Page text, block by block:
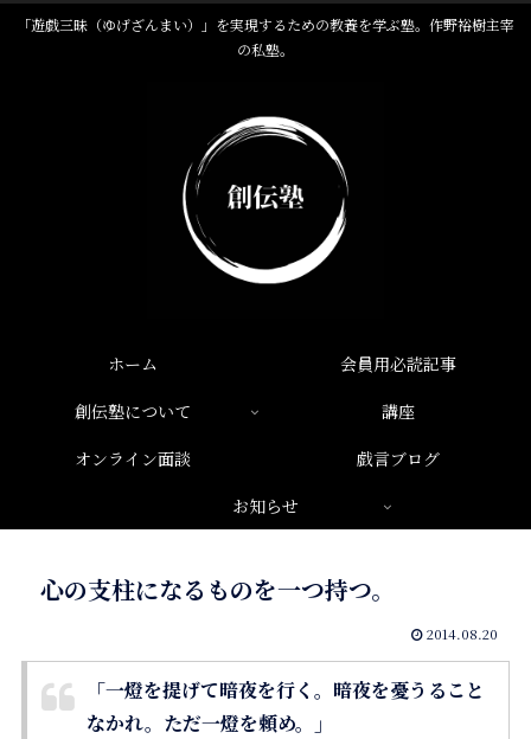
「遊戯三昧（ゆげざんまい）」を実現するための教養を学ぶ塾。作野裕樹主宰
の私塾。
ホーム
会員用必読記事
創伝塾について
講座
オンライン面談
戯言ブログ
お知らせ
心の支柱になるものを一つ持つ。
2014.08.20
「一燈を提げて暗夜を行く。暗夜を憂うること
なかれ。ただ一燈を頼め。」